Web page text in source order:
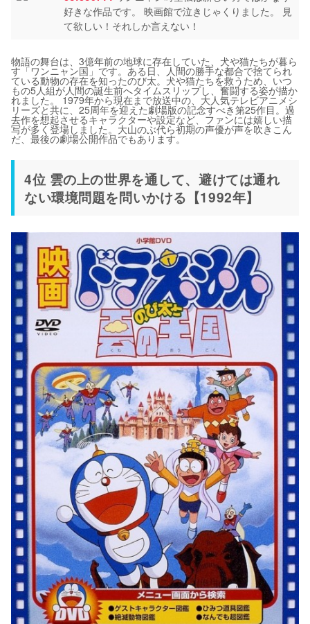
好きな作品です。 映画館で泣きじゃくりました。 見
て欲しい！それしか言えない！
物語の舞台は、3億年前の地球に存在していた、犬や猫たちが暮ら
す「ワンニャン国」です。ある日、人間の勝手な都合で捨てられ
ている動物の存在を知ったのび太。犬や猫たちを救うため、いつ
もの5人組が人間の誕生前へタイムスリップし、奮闘する姿が描か
れました。 1979年から現在まで放送中の、大人気テレビアニメシ
リーズと共に、25周年を迎えた劇場版の記念すべき第25作目。過
去作を想起させるキャラクターや設定など、ファンには嬉しい描
写が多く登場しました。大山のぶ代ら初期の声優が声を吹きこん
だ、最後の劇場公開作品でもあります。
4位 雲の上の世界を通して、避けては通れ
ない環境問題を問いかける【1992年】